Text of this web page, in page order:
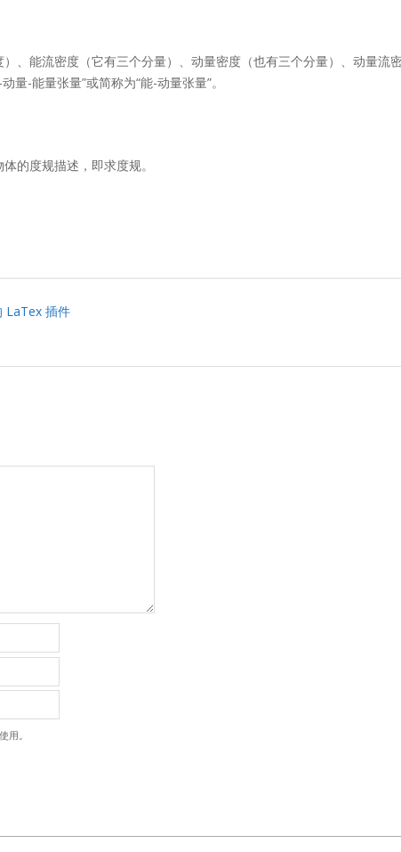
、能流密度（它有三个分量）、动量密度（也有三个分量）、动量流
-能量张量”或简称为“能-动量张量”。
的度规描述，即求度规。
插件
用。